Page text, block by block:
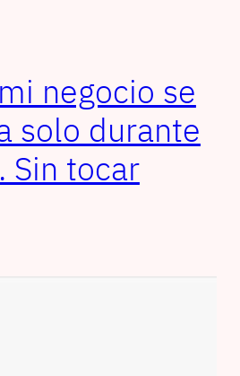
negocio se
solo durante
Sin tocar